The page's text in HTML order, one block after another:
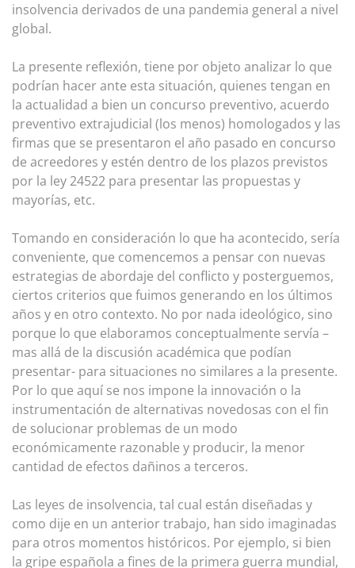
insolvencia derivados de una pandemia general a nivel
global.
La presente reflexión, tiene por objeto analizar lo que
podrían hacer ante esta situación, quienes tengan en
la actualidad a bien un concurso preventivo, acuerdo
preventivo extrajudicial (los menos) homologados y las
firmas que se presentaron el año pasado en concurso
de acreedores y estén dentro de los plazos previstos
por la ley 24522 para presentar las propuestas y
mayorías, etc.
Tomando en consideración lo que ha acontecido, sería
conveniente, que comencemos a pensar con nuevas
estrategias de abordaje del conflicto y posterguemos,
ciertos criterios que fuimos generando en los últimos
años y en otro contexto. No por nada ideológico, sino
porque lo que elaboramos conceptualmente servía –
mas allá de la discusión académica que podían
presentar- para situaciones no similares a la presente.
Por lo que aquí se nos impone la innovación o la
instrumentación de alternativas novedosas con el fin
de solucionar problemas de un modo
económicamente razonable y producir, la menor
cantidad de efectos dañinos a terceros.
Las leyes de insolvencia, tal cual están diseñadas y
como dije en un anterior trabajo, han sido imaginadas
para otros momentos históricos. Por ejemplo, si bien
la gripe española a fines de la primera guerra mundial,